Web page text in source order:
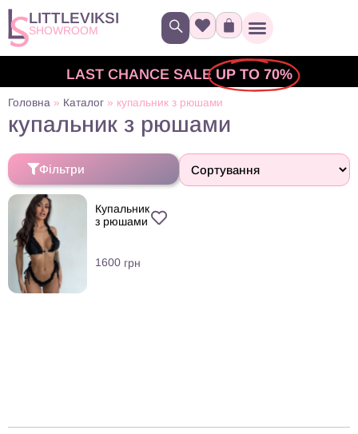
LITTLEVIKSI
SHOWROOM
LAST CHANCE SALE UP TO 70%
Головна » Каталог » купальник з рюшами
купальник з рюшами
Фільтри
Купальник
з рюшами
1600 грн